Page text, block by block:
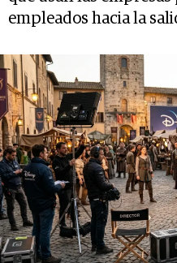
empleados hacia la